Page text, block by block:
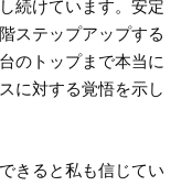
続けています。安定
ステップアップする
のトップまで本当に
に対する覚悟を示し
きると私も信じてい